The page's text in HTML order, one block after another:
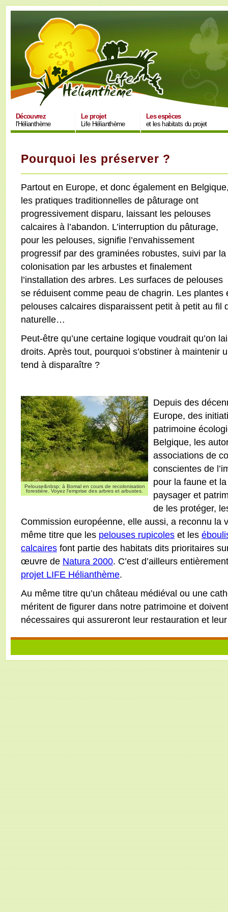
Découvrez
l'Hélianthème
Le projet
Life Hélianthème
Les espèces
et les habitats du projet
Pourquoi les préserver ?
Partout en Europe, et donc également en
les pratiques traditionnelles de pâturage ont
progressivement disparu, laissant les pelouses
calcaires à l’abandon. L’interruption du pâturage,
pour les pelouses, signifie l’envahissement
progressif par des graminées robustes, suivi par la
colonisation par les arbustes et finalement
l’installation des arbres. Les surfaces de pelouses
se réduisent comme peau de chagrin. Les plantes
pelouses calcaires disparaissent petit à petit au fil
naturelle…
Peut-être qu’une certaine logique voudrait qu’on
droits. Après tout, pourquoi s’obstiner à maintenir
tend à disparaître ?
Pelouse&nbsp; à Bomal en cours de recolonisation
forestière. Voyez l'emprise des arbres et arbustes.
Depuis des
Europe, des
patrimoine
Belgique, les
associations de
conscientes de
pour la faune et
paysager et
de les protéger,
Commission européenne, elle aussi, a reconnu la
même titre que les pelouses rupicoles et les
calcaires font partie des habitats dits prioritaires
œuvre de Natura 2000. C’est d’ailleurs
projet LIFE Hélianthème.
Au même titre qu’un château médiéval ou une
méritent de figurer dans notre patrimoine et
nécessaires qui assureront leur restauration et